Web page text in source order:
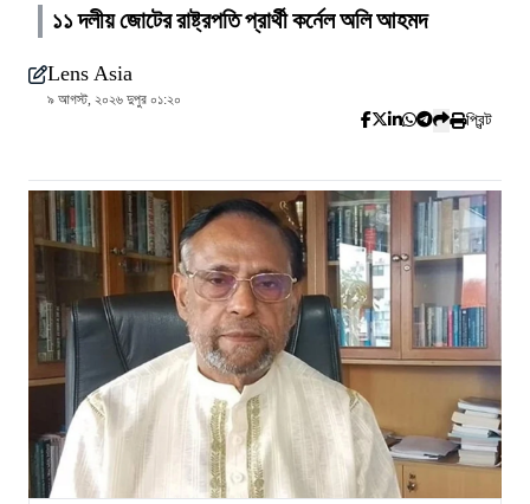
১১ দলীয় জোটের রাষ্ট্রপতি প্রার্থী কর্নেল অলি আহমদ
Lens Asia
৯ আগস্ট, ২০২৬ দুপুর ০১:২০
প্রিন্ট